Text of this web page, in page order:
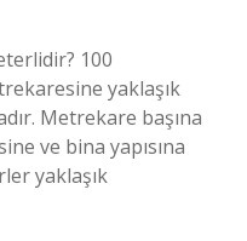
100
yaklaşık
Metrekare başına
ve bina yapısına
yaklaşık